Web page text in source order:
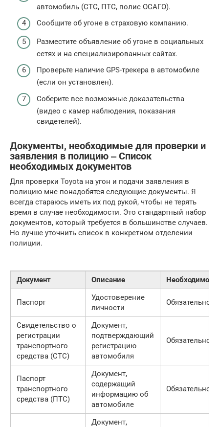
автомобиль (СТС, ПТС, полис ОСАГО).
Сообщите об угоне в страховую компанию.
Разместите объявление об угоне в социальных
сетях и на специализированных сайтах.
Проверьте наличие GPS-трекера в автомобиле
(если он установлен).
Соберите все возможные доказательства
(видео с камер наблюдения, показания
свидетелей).
Документы, необходимые для проверки и
заявления в полицию ‒ Список
необходимых документов
Для проверки Toyota на угон и подачи заявления в
полицию мне понадобятся следующие документы. Я
всегда стараюсь иметь их под рукой, чтобы не терять
время в случае необходимости. Это стандартный набор
документов, который требуется в большинстве случаев.
Но лучше уточнить список в конкретном отделении
полиции.
Документ Описание
Паспорт
Удостоверение
личности
Обязательно
Свидетельство о
регистрации
транспортного
средства (СТС)
Документ,
подтверждающий
регистрацию
автомобиля
Обязательно
Паспорт
транспортного
средства (ПТС)
Документ,
содержащий
информацию об
автомобиле
Обязательно
Документ,